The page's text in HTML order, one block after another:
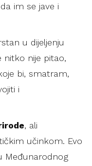
im se jave i
u dijeljenju
nitko nije pitao,
bi, smatram,
i
, ali
učinkom. Evo
Međunarodnog